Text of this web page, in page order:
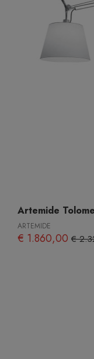
Artemide
ARTEMIDE
€ 1.860,00 €